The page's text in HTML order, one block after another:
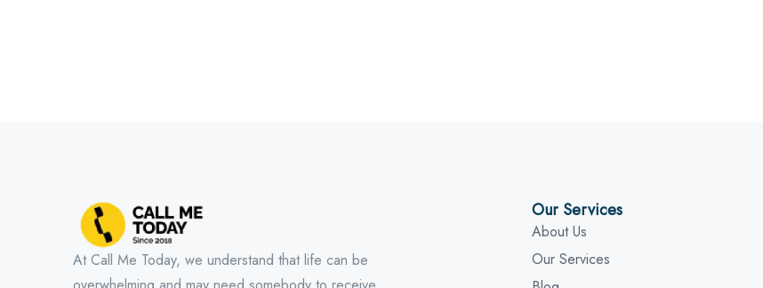
At Call Me Today, we understand that life can be
Our Services
About Us
Our Services